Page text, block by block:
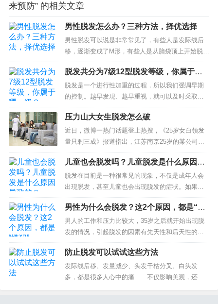
来预防” 的相关文章
男性脱发怎么办？三种方法，择优选择
男性脱发可以说是非常常见了，有些人是发际线后
移，逐渐变成了M形，有些人是从脑袋顶上开始脱
发，慢慢向四周扩散，大家各有各的活法，头发也
各有各的掉法。怎么样解决这个问题呢？那么我就
给大家分享一下...
脱发共分为7级12型脱发等级，你属于哪
一级？
脱发是一个进行性加重的过程，所以我们强调早期
的控制。越早发现、越早重视，就可以及时采取措
施，避免脱发继续加重，但往往有很多人对自己脱
发的状况不甚了解，自然也就不知道怎么去治
疗。...
压力山大女生脱发怎么破
近日，微博一热门话题登上热搜，《25岁女白领发
量只剩三成》报道指出，江苏南京25岁的某公司白
领，因为遗传因素和长期压力大，竟然只剩30%的
发量。中山大学附属第六医院医学美容科施歌主任
则表示，...
儿童也会脱发吗？儿童脱发是什么原因导
致的？
脱发在目前是一种很常见的现象，不仅是成年人会
出现脱发，甚至儿童也会出现脱发的症状。如果儿
童出现了异常脱发的现象，一定要引起重视，一般
儿童脱发的原因可能是因为一些基础疾病导致的，
如头癣或者是缺...
男性为什么会脱发？这2个原因，都是“嫌
犯”
男人的工作和压力比较大，35岁之后就开始出现脱
发的情况，引起脱发的因素有先天性和后天性的，
做好生活中的护理延缓头发的脱落。 引起男性脱发
的...
防止脱发可以试试这些方法
发际线后移、发量减少、头发干枯分叉、白头发
多，都是很多人心中的痛……不仅影响美观，还可